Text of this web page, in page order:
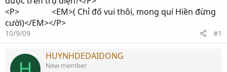
<P> <EM>( Chỉ đố vui thôi, mong quí Hiền đừng
cười)</EM></P>
10/9/09 #1
HUYNHDEDAIDONG
New member